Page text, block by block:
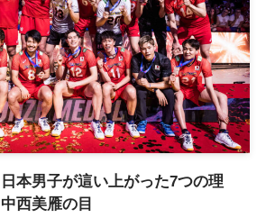
日本男子が這い上がった7つの理
西美雁の目